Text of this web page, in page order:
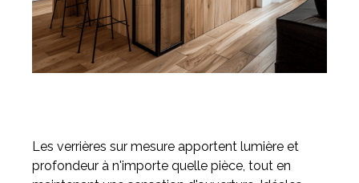
Les verrières sur mesure apportent lumière et
profondeur à n'importe quelle pièce, tout en